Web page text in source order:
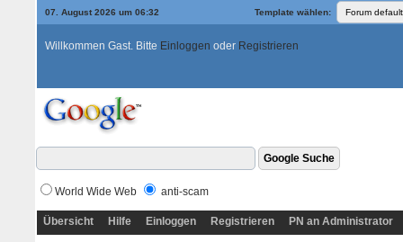
07. August 2026 um 06:32 Template wählen:
Willkommen Gast. Bitte Einloggen oder Registrieren
World Wide Web anti-scam
Übersicht Hilfe Einloggen Registrieren PN an Administrator